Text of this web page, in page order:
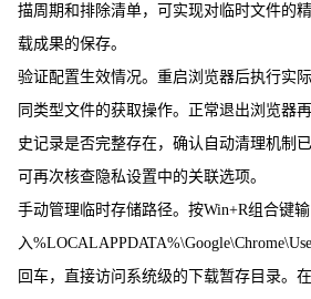
描周期和排除清单，可实现对临时文件的
载成果的保存。
验证配置生效情况。重启浏览器后执行实
同类型文件的获取操作。正常退出浏览器
史记录是否完整存在，确认自动清理机制
可再次核查隐私设置中的关联选项。
手动管理临时存储路径。按Win+R组合键输
入
回车，直接访问系统级的下载暂存目录。